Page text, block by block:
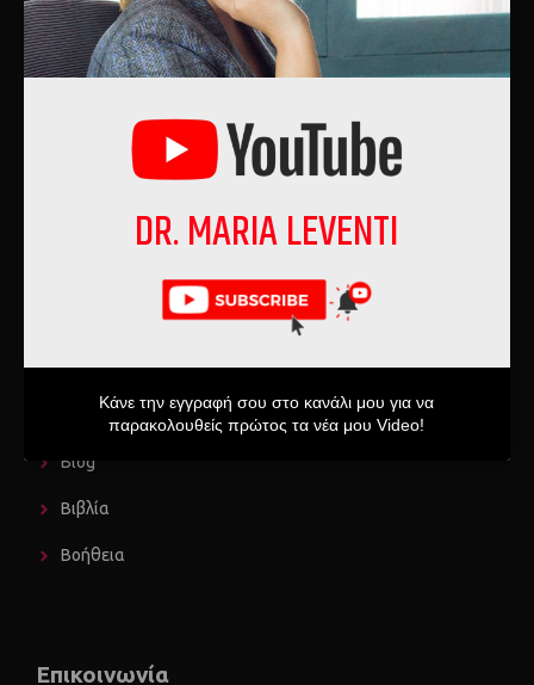
Μενού
Μαρία Λεβέντη
Δημιουργική Ψυχοθεραπεία
Ομαδική Ψυχοθεραπεία
Blog
Βιβλία
Βοήθεια
Επικοινωνία
DR. MARIA LEVENTI
Κάνε την εγγραφή σου στο κανάλι μου για να
παρακολουθείς πρώτος τα νέα μου Video!